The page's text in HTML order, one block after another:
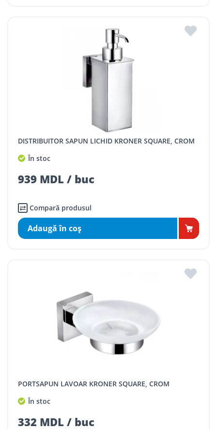
DISTRIBUITOR SAPUN LICHID KRONER SQUARE, CROM
În stoc
939 MDL / buc
Compară produsul
Adaugă în coş
PORTSAPUN LAVOAR KRONER SQUARE, CROM
În stoc
332 MDL / buc